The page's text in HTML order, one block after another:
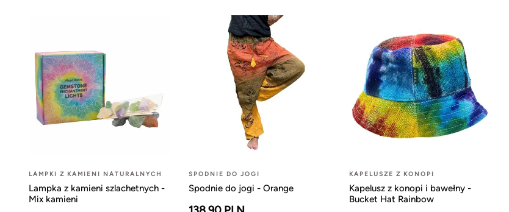
LAMPKI Z KAMIENI NATURALNYCH
Lampka z kamieni szlachetnych -
Mix kamieni
SPODNIE DO JOGI
Spodnie do jogi - Orange
KAPELUSZE Z KONOPI
Kapelusz z konopi i bawełny -
Bucket Hat Rainbow